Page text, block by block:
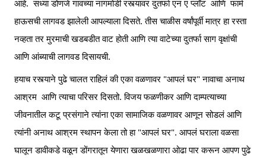
आहे.  सध्या डोणजे गावच्या नागमोडी रस्त्यावर दुतर्फा एन ए प्लॉट  आणि  फार्म
हाऊसची लागवड झालेली आपल्याला दिसते. तीस चाळीस वर्षांपूर्वी मात्र हा रस्ता
नव्हता तर मुरमाची खडबडीत वाट होती आणि त्या वाटेच्या दुतर्फा साग वृक्षांची
आणि आंब्याची लागवड दिसायची.
हयाच रस्त्याने पुढे चालत राहिलं की एका वळणावर "आपलं घर" नावाचा अनाथ
आश्रम  आणि त्याचा परिसर दिसतो. विजय फळणीकर आणि दाम्पत्याच्या
जीवनातील कटू प्रसंगाने त्यांना एका सामाजिक वळणावर आणून सोडलं आणि
त्यांनी अनाथ आश्रम स्थापन केला तो हा "आपलं घर". आपलं घराला वळसा
घालून डावीकडे वळून डोंगरातून येणारा खळखळणारा ओढा पार करून आपण पुढे